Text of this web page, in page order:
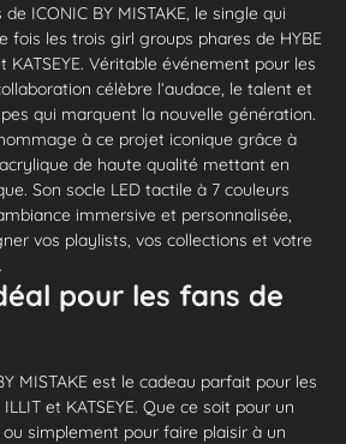
ICONIC BY MISTAKE, le single qui
fois les trois girl groups phares de HYBE
KATSEYE. Véritable événement pour les
célèbre l’audace, le talent et
qui marquent la nouvelle génération.
à ce projet iconique grâce à
de haute qualité mettant en
Son socle LED tactile à 7 couleurs
immersive et personnalisée,
vos playlists, vos collections et votre
pour les fans de
MISTAKE est le cadeau parfait pour les
et KATSEYE. Que ce soit pour un
simplement pour faire plaisir à un